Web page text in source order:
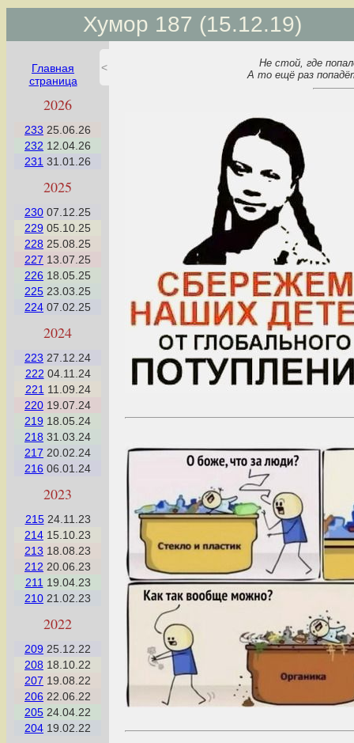
Хумор 187 (15.12.19)
<
Главная
страница
2026
233 25.06.26
232 12.04.26
231 31.01.26
2025
230 07.12.25
229 05.10.25
228 25.08.25
227 13.07.25
226 18.05.25
225 23.03.25
224 07.02.25
2024
223 27.12.24
222 04.11.24
221 11.09.24
220 19.07.24
219 18.05.24
218 31.03.24
217 20.02.24
216 06.01.24
2023
21524.11.23
214 15.10.23
213 18.08.23
212 20.06.23
211 19.04.23
210 21.02.23
2022
209 25.12.22
208 18.10.22
207 19.08.22
206 22.06.22
205 24.04.22
204 19.02.22
Если Вы видите это сообщение,
CSS animation. Используйте
другой браузер !!!
Функциональность сайта
ограничена!
Не стой, где
А то ещё раз